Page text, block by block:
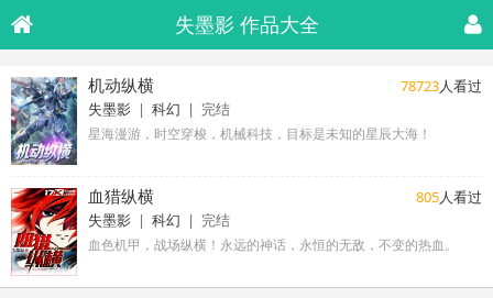
失墨影 作品大全
78723人看过
机动纵横
失墨影 | 科幻 | 完结
星海漫游，时空穿梭，机械科技，目标是未知的星辰大海！
805人看过
血猎纵横
失墨影 | 科幻 | 完结
血色机甲，战场纵横！永远的神话，永恒的无敌，不变的热血。